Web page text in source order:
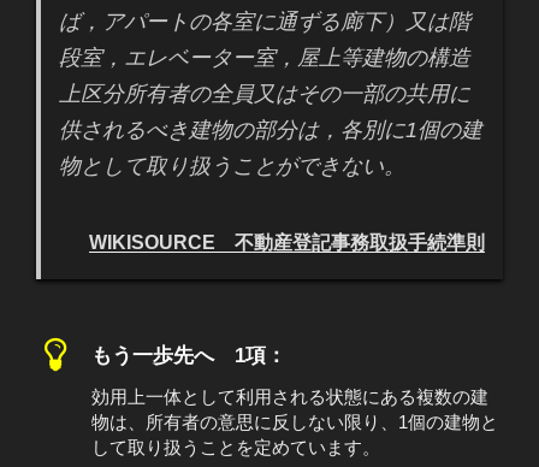
ば，アパートの各室に通ずる廊下）又は階
段室，エレベーター室，屋上等建物の構造
上区分所有者の全員又はその一部の共用に
供されるべき建物の部分は，各別に1個の建
物として取り扱うことができない。
WIKISOURCE 不動産登記事務取扱手続準則
もう一歩先へ 1項：
効用上一体として利用される状態にある複数の建
物は、所有者の意思に反しない限り、1個の建物と
して取り扱うことを定めています。